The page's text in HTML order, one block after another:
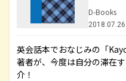
D-Books
英会話本でおなじみの「
著者が、今度は自分の滞在
介！